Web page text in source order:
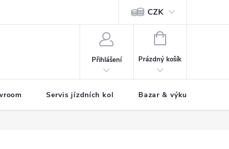
CZK
Přihlášení
NÁKUPNÍ
Prázdný košík
Servis jízdních kol Bazar & výkup jízdních